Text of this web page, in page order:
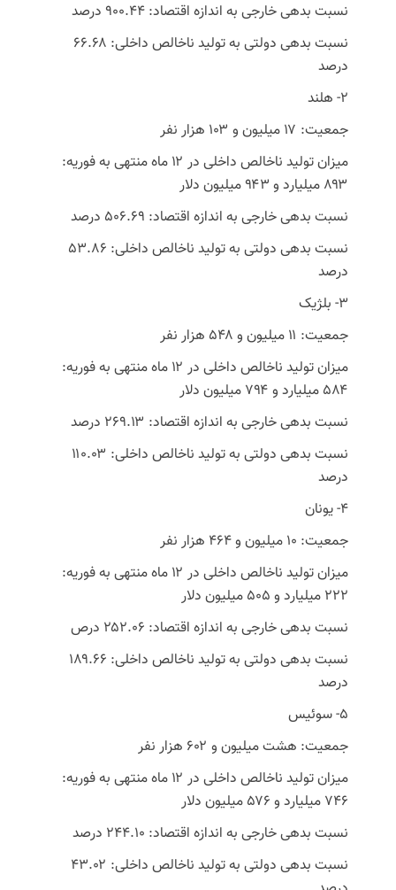
نسبت بدهی خارجی به اندازه اقتصاد: ۹۰۰.۴۴ درصد
نسبت بدهی دولتی به تولید ناخالص داخلی: ۶۶.۶۸
درصد
۲- هلند
جمعیت: ۱۷ میلیون و ۱۰۳ هزار نفر
میزان تولید ناخالص داخلی در ۱۲ ماه منتهی به فوریه:
۸۹۳ میلیارد و ۹۴۳ میلیون دلار
نسبت بدهی خارجی به اندازه اقتصاد: ۵۰۶.۶۹ درصد
نسبت بدهی دولتی به تولید ناخالص داخلی: ۵۳.۸۶
درصد
۳- بلژیک
جمعیت: ۱۱ میلیون و ۵۴۸ هزار نفر
میزان تولید ناخالص داخلی در ۱۲ ماه منتهی به فوریه:
۵۸۴ میلیارد و ۷۹۴ میلیون دلار
نسبت بدهی خارجی به اندازه اقتصاد: ۲۶۹.۱۳ درصد
نسبت بدهی دولتی به تولید ناخالص داخلی: ۱۱۰.۰۳
درصد
۴- یونان
جمعیت: ۱۰ میلیون و ۴۶۴ هزار نفر
میزان تولید ناخالص داخلی در ۱۲ ماه منتهی به فوریه:
۲۲۲ میلیارد و ۵۰۵ میلیون دلار
نسبت بدهی خارجی به اندازه اقتصاد: ۲۵۲.۰۶ درص
نسبت بدهی دولتی به تولید ناخالص داخلی: ۱۸۹.۶۶
درصد
۵- سوئیس
جمعیت: هشت میلیون و ۶۰۲ هزار نفر
میزان تولید ناخالص داخلی در ۱۲ ماه منتهی به فوریه:
۷۴۶ میلیارد و ۵۷۶ میلیون دلار
نسبت بدهی خارجی به اندازه اقتصاد: ۲۴۴.۱۰ درصد
نسبت بدهی دولتی به تولید ناخالص داخلی: ۴۳.۰۲